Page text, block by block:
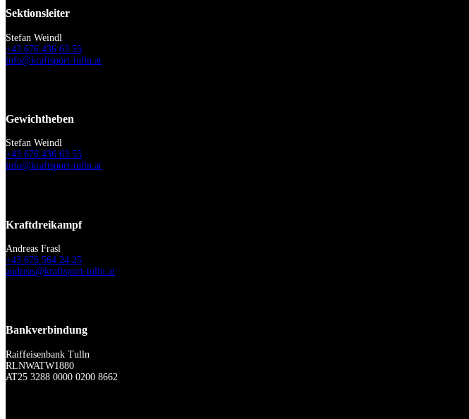
Sektionsleiter
Stefan Weindl
+43 676 436 63 55
info@kraftsport-tulln.at
Gewichtheben
Stefan Weindl
+43 676 436 63 55
info@kraftsport-tulln.at
Kraftdreikampf
Andreas Frasl
+43 676 564 24 25
andreas@kraftsport-tulln.at
Bankverbindung
Raiffeisenbank Tulln
RLNWATW1880
AT25 3288 0000 0200 8662